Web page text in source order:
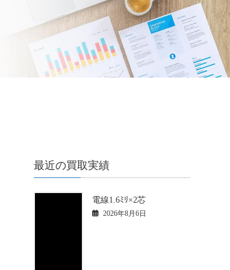
最近の買取実績
電線1.6ﾐﾘ×2芯
2026年8月6日